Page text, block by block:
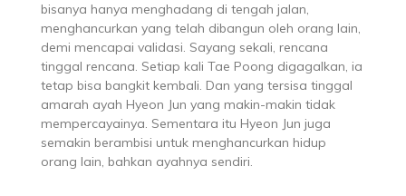
bisanya hanya menghadang di tengah jalan,
menghancurkan yang telah dibangun oleh orang lain,
demi mencapai validasi. Sayang sekali, rencana
tinggal rencana. Setiap kali Tae Poong digagalkan, ia
tetap bisa bangkit kembali. Dan yang tersisa tinggal
amarah ayah Hyeon Jun yang makin-makin tidak
mempercayainya. Sementara itu Hyeon Jun juga
semakin berambisi untuk menghancurkan hidup
orang lain, bahkan ayahnya sendiri.